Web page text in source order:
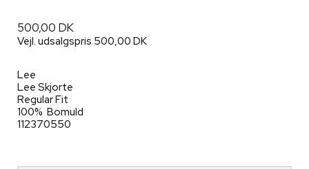
500,00 DK
Vejl. udsalgspris 500,00 DK
Lee
Lee Skjorte
Regular Fit
100% Bomuld
112370550